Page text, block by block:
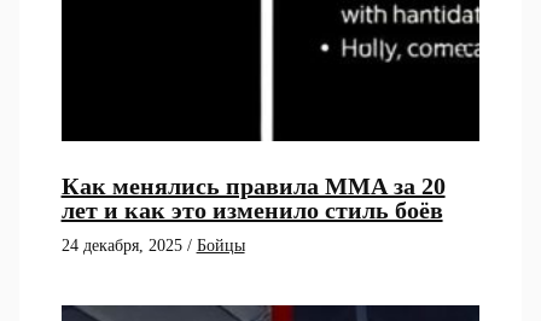
Как менялись правила ММА за 20
лет и как это изменило стиль боёв
24 декабря, 2025 / Бойцы